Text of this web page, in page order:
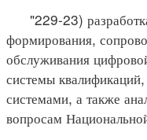
"229-23)
формирования,
обслуживания
системы
системами, а также
вопросам